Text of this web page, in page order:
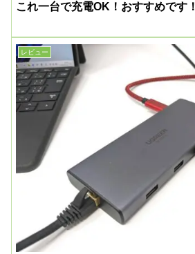
これ一台で充電OK！おすすめです！
レビュー